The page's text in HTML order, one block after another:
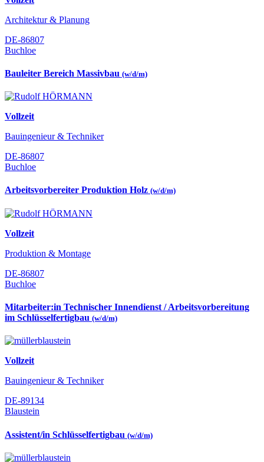
Architektur & Planung
DE-86807
Buchloe
Bauleiter Bereich Massivbau (w/d/m)
Vollzeit
Bauingenieur & Techniker
DE-86807
Buchloe
Arbeitsvorbereiter Produktion Holz (w/d/m)
Vollzeit
Produktion & Montage
DE-86807
Buchloe
Mitarbeiter:in Technischer Innendienst / Arbeitsvorbereitung
im Schlüsselfertigbau (w/d/m)
Vollzeit
Bauingenieur & Techniker
DE-89134
Blaustein
Assistent/in Schlüsselfertigbau (w/d/m)